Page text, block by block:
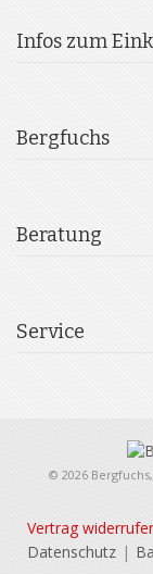
Infos zum
Bergfuchs
Beratung
Service
© 2026
Vertrag
Datenschutz